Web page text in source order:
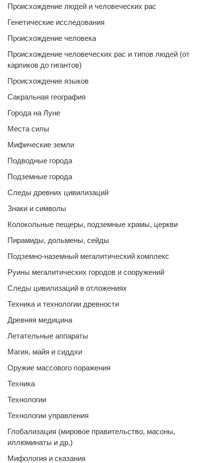
Происхождение людей и человеческих рас
Генетические исследования
Происхождение человека
Происхождение человеческих рас и типов людей (от
карликов до гигантов)
Происхождение языков
Сакральная география
Города на Луне
Места силы
Мифические земли
Подводные города
Подземные города
Следы древних цивилизаций
Знаки и символы
Колокольные пещеры, подземные храмы, церкви
Пирамиды, дольмены, сейды
Подземно-наземный мегалитический комплекс
Руины мегалитических городов и сооружений
Следы цивилизаций в отложениях
Техника и технологии древности
Древняя медицина
Летательные аппараты
Магия, майя и сиддхи
Оружие массового поражения
Техника
Технологии
Технологии управления
Глобализация (мировое правительство, масоны,
иллюминаты и др,)
Мифология и сказания